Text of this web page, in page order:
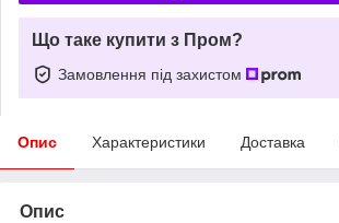
Що таке купити з Пром?
Замовлення під захистом
Опис Характеристики Доставка
Опис